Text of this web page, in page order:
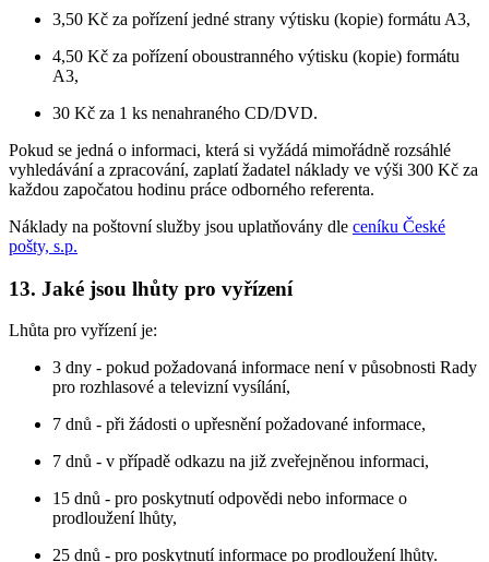
3,50 Kč za pořízení jedné strany výtisku (kopie) formátu A3,
4,50 Kč za pořízení oboustranného výtisku (kopie) formátu
A3,
30 Kč za 1 ks nenahraného CD/DVD.
Pokud se jedná o informaci, která si vyžádá mimořádně rozsáhlé
vyhledávání a zpracování, zaplatí žadatel náklady ve výši 300 Kč za
každou započatou hodinu práce odborného referenta.
Náklady na poštovní služby jsou uplatňovány dle ceníku České
pošty, s.p.
13. Jaké jsou lhůty pro vyřízení
Lhůta pro vyřízení je:
3 dny - pokud požadovaná informace není v působnosti Rady
pro rozhlasové a televizní vysílání,
7 dnů - při žádosti o upřesnění požadované informace,
7 dnů - v případě odkazu na již zveřejněnou informaci,
15 dnů - pro poskytnutí odpovědi nebo informace o
prodloužení lhůty,
25 dnů - pro poskytnutí informace po prodloužení lhůty.